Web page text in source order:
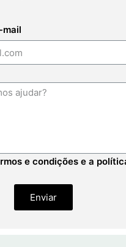
mail
e condições e a
Enviar